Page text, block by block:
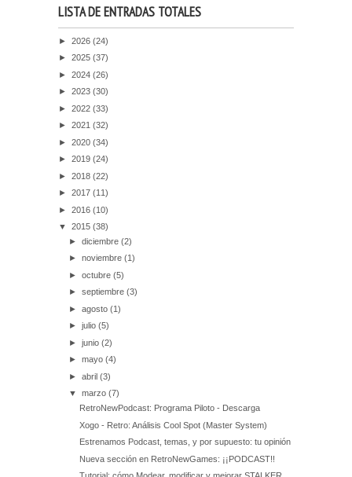
LISTA DE ENTRADAS TOTALES
► 2026 (24)
► 2025 (37)
► 2024 (26)
► 2023 (30)
► 2022 (33)
► 2021 (32)
► 2020 (34)
► 2019 (24)
► 2018 (22)
► 2017 (11)
► 2016 (10)
▼ 2015 (38)
►diciembre(2)
►noviembre(1)
►octubre(5)
►septiembre(3)
►agosto(1)
►julio(5)
►junio(2)
►mayo(4)
►abril(3)
▼marzo(7)
RetroNewPodcast: Programa Piloto - Descarga
Xogo - Retro: Análisis Cool Spot (Master System)
Estrenamos Podcast, temas, y por supuesto: tu opinión
Nueva sección en RetroNewGames: ¡¡PODCAST!!